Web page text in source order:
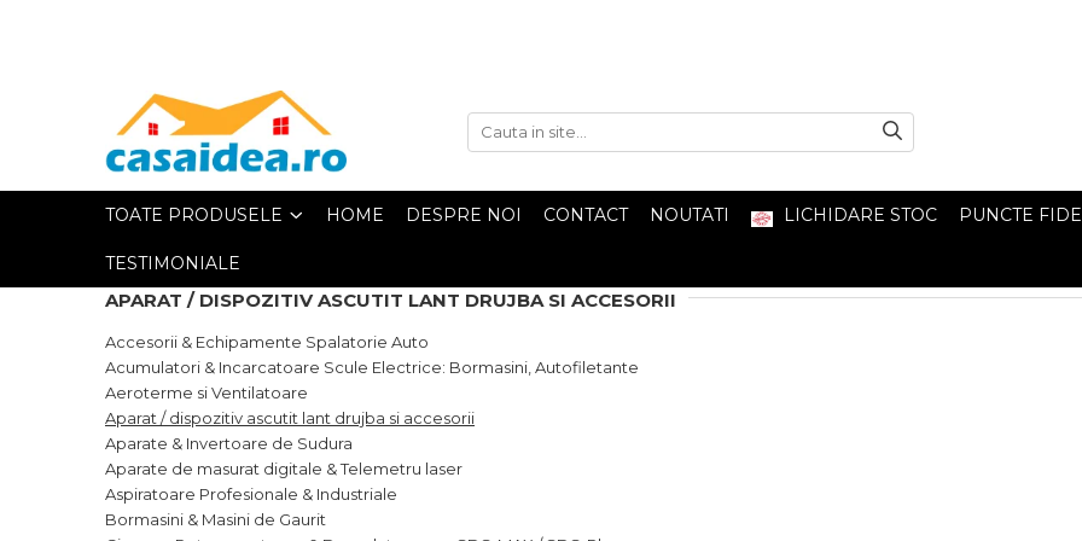
Adeziv Bicomponent & Epoxidic
Banda Adeziva
Pasta de Lipit Universala
Blocator & Solutie Blocare
TOATE PRODUSELE HOME DESPRE NOI CONTACT NOUTATI LICHIDARE STOC PUNCTE
TESTIMONIALE
APARAT / DISPOZITIV ASCUTIT LANT DRUJBA SI ACCESORII
Accesorii & Echipamente Spalatorie Auto
Acumulatori & Incarcatoare Scule Electrice: Bormasini, Autofiletante
Aeroterme si Ventilatoare
Aparat / dispozitiv ascutit lant drujba si accesorii
Aparate & Invertoare de Sudura
Aparate de masurat digitale & Telemetru laser
Aspiratoare Profesionale & Industriale
Bormasini & Masini de Gaurit